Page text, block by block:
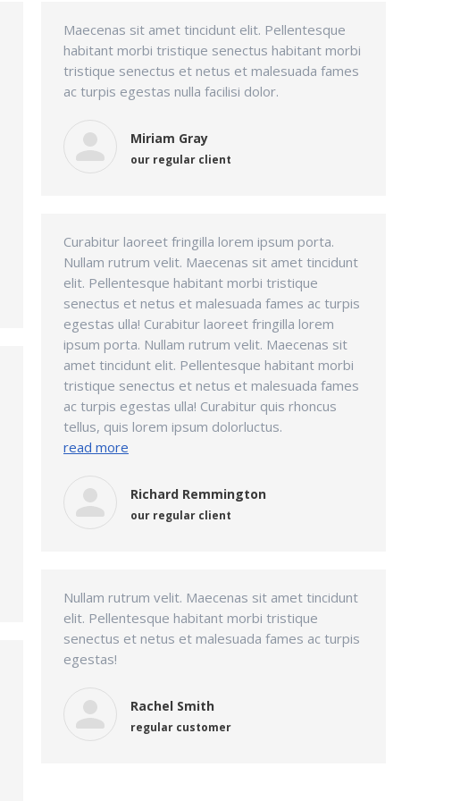
Maecenas sit amet tincidunt elit. Pellentesque
habitant morbi tristique senectus habitant morbi
tristique senectus et netus et malesuada fames
ac turpis egestas nulla facilisi dolor.
Miriam Gray
our regular client
Curabitur laoreet fringilla lorem ipsum porta.
Nullam rutrum velit. Maecenas sit amet tincidunt
elit. Pellentesque habitant morbi tristique
senectus et netus et malesuada fames ac turpis
egestas ulla! Curabitur laoreet fringilla lorem
ipsum porta. Nullam rutrum velit. Maecenas sit
amet tincidunt elit. Pellentesque habitant morbi
tristique senectus et netus et malesuada fames
ac turpis egestas ulla! Curabitur quis rhoncus
tellus, quis lorem ipsum dolorluctus.
read more
Richard Remmington
our regular client
Nullam rutrum velit. Maecenas sit amet tincidunt
elit. Pellentesque habitant morbi tristique
senectus et netus et malesuada fames ac turpis
egestas!
Rachel Smith
regular customer